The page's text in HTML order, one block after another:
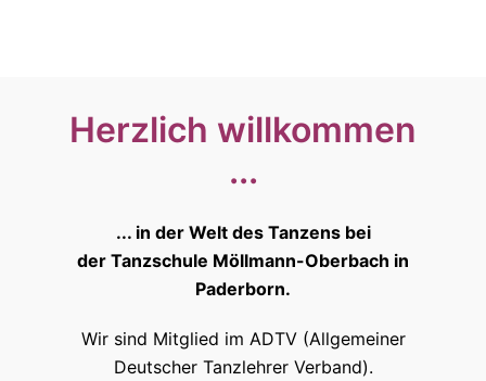
Herzlich willkommen
...
... in der Welt des Tanzens bei
der Tanzschule Möllmann-Oberbach in
Paderborn.
Wir sind Mitglied im ADTV (Allgemeiner
Deutscher Tanzlehrer Verband).